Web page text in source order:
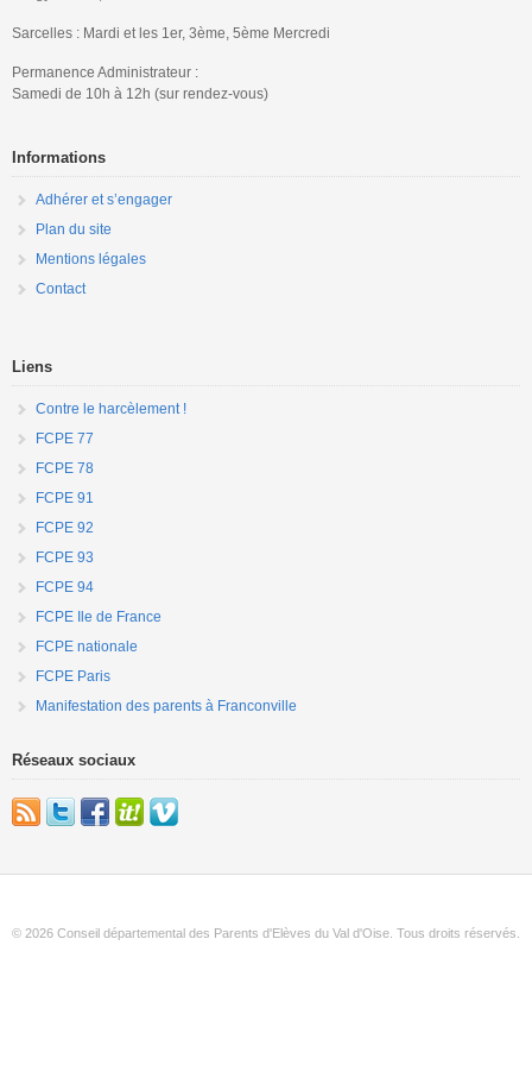
Sarcelles : Mardi et les 1er, 3ème, 5ème Mercredi
Permanence Administrateur :
Samedi de 10h à 12h (sur rendez-vous)
Informations
Adhérer et s’engager
Plan du site
Mentions légales
Contact
Liens
Contre le harcèlement !
FCPE 77
FCPE 78
FCPE 91
FCPE 92
FCPE 93
FCPE 94
FCPE Ile de France
FCPE nationale
FCPE Paris
Manifestation des parents à Franconville
Réseaux sociaux
© 2026 Conseil départemental des Parents d'Elèves du Val d'Oise. Tous droits réservés.